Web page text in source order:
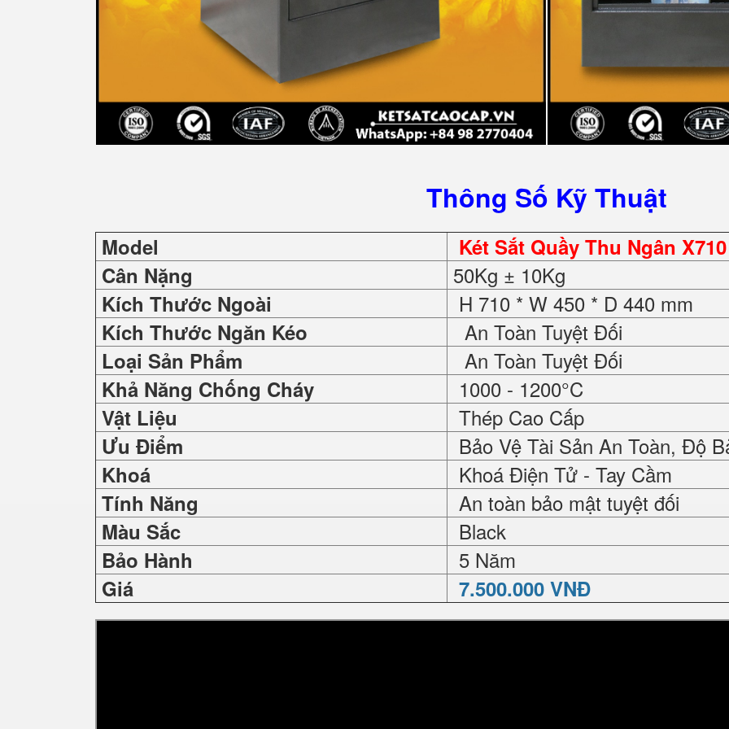
Thông Số Kỹ Thuật
Model
Két Sắt Quầy Thu Ngân
Cân Nặng
50Kg ± 10Kg
Kích Thước Ngoài H 710 * W 450 * D 440 mm
Kích Thước Ngăn Kéo An Toàn Tuyệt Đối
Loại Sản Phẩm An Toàn Tuyệt Đối
Khả Năng Chống Cháy 1000 - 1200°C
Vật Liệu Thép Cao Cấp
Ưu Điểm Bảo Vệ Tài Sản An Toàn, Độ
Khoá Khoá Điện Tử - Tay Cầm
Tính Năng An toàn bảo mật tuyệt đối
Màu Sắc Black
Bảo Hành 5 Năm
Giá 7.500.000 VNĐ